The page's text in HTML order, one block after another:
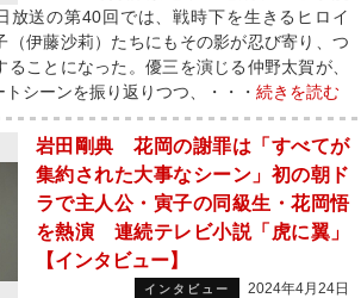
放送の第40回では、戦時下を生きるヒロイ
（伊藤沙莉）たちにもその影が忍び寄り、つ
ことになった。優三を演じる仲野太賀が、
シーンを振り返りつつ、・・・ 続きを読む
岩田剛典 花岡の謝罪は「すべてが
集約された大事なシーン」初の朝ド
ラで主人公・寅子の同級生・花岡悟
を熱演 連続テレビ小説「虎に翼」
【インタビュー】
インタビュー 2024年4月24日